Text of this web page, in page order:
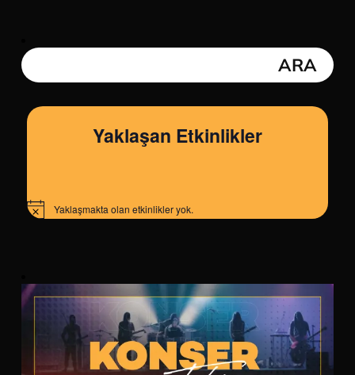
Yaklaşan Etkinlikler
Notice Yaklaşmakta olan etkinlikler yok.